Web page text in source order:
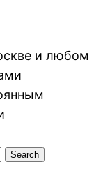
и любом
Search